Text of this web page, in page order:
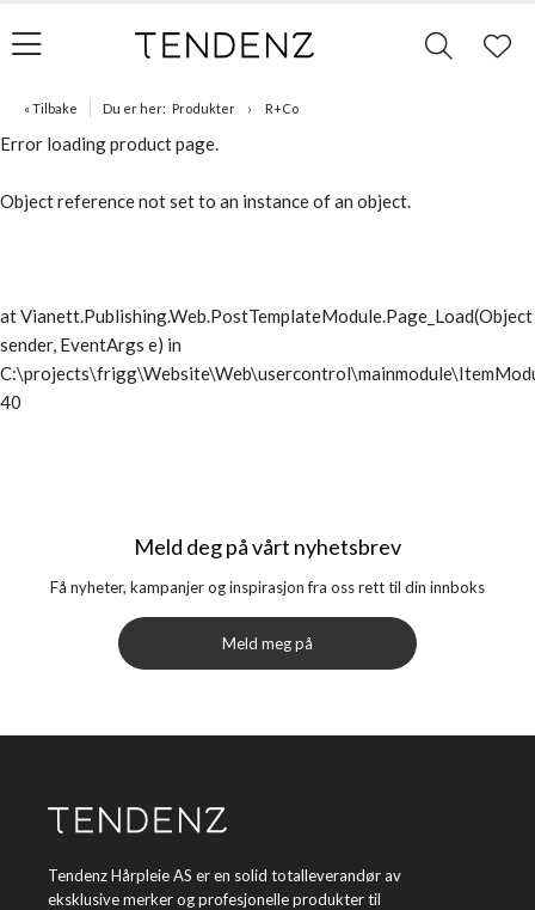
« Tilbake Du er her: Produkter R+Co
Error loading product page.
Object reference not set to an instance of an object.
at Vianett.Publishing.Web.PostTemplateModule.Page_Load(Object
sender, EventArgs e) in
40
Meld deg på vårt nyhetsbrev
Få nyheter, kampanjer og inspirasjon fra oss rett til din innboks
Meld meg på
Tendenz Hårpleie AS er en solid totalleverandør av
eksklusive merker og profesjonelle produkter til